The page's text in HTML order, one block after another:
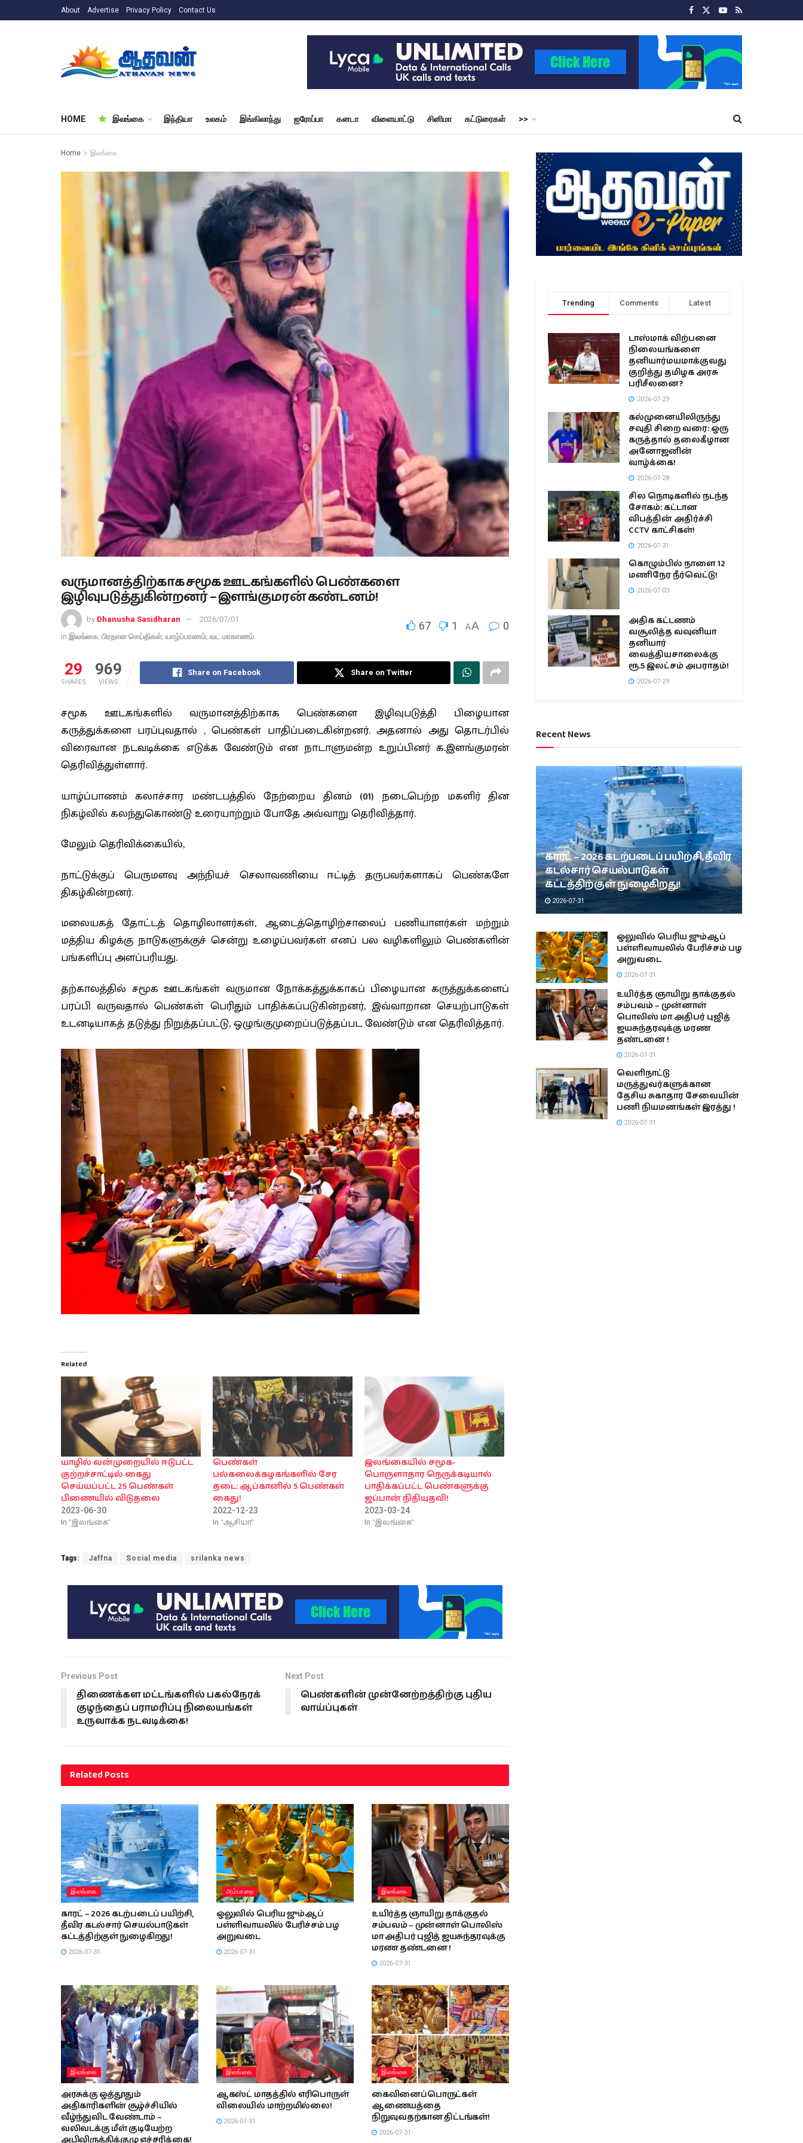
About Advertise Privacy Policy Contact Us
HOME இலங்கை இந்தியா உலகம் இங்கிலாந்து ஐரோப்பா கனடா விளையாட்டு சினிமா கட்டுரைகள் >>
Home இலங்கை
வருமானத்திற்காக சமூக ஊடகங்களில் பெண்களை
இழிவுபடுத்துகின்றனர் – இளங்குமரன் கண்டனம்!
by Dhanusha Sasidharan
2026/07/01
in இலங்கை, பிரதான செய்திகள், யாழ்ப்பாணம், வட மாகாணம்
67 1 AA 0
29
SHARES
969
VIEWS
Share on Facebook Share on Twitter
சமூக ஊடகங்களில் வருமானத்திற்காக பெண்களை இழிவுபடுத்தி பிழையான
கருத்துக்களை பரப்புவதால் , பெண்கள் பாதிப்படைகின்றனர். அதனால் அது தொடர்பில்
விரைவான நடவடிக்கை எடுக்க வேண்டும் என நாடாளுமன்ற உறுப்பினர் க.இளங்குமரன்
தெரிவித்துள்ளார்.
யாழ்ப்பாணம் கலாச்சார மண்டபத்தில் நேற்றைய தினம் (01) நடைபெற்ற மகளிர் தின
நிகழ்வில் கலந்துகொண்டு உரையாற்றும் போதே அவ்வாறு தெரிவித்தார்.
மேலும் தெரிவிக்கையில்,
நாட்டுக்குப் பெருமளவு அந்நியச் செலாவணியை ஈட்டித் தருபவர்களாகப் பெண்களே
திகழ்கின்றனர்.
மலையகத் தோட்டத் தொழிலாளர்கள், ஆடைத்தொழிற்சாலைப் பணியாளர்கள் மற்றும்
மத்திய கிழக்கு நாடுகளுக்குச் சென்று உழைப்பவர்கள் எனப் பல வழிகளிலும் பெண்களின்
பங்களிப்பு அளப்பரியது.
தற்காலத்தில் சமூக ஊடகங்கள் வருமான நோக்கத்துக்காகப் பிழையான கருத்துக்களைப்
பரப்பி வருவதால் பெண்கள் பெரிதும் பாதிக்கப்படுகின்றனர், இவ்வாறான செயற்பாடுகள்
உடனடியாகத் தடுத்து நிறுத்தப்பட்டு, ஒழுங்குமுறைப்படுத்தப்பட வேண்டும் என தெரிவித்தார்.
Related
யாழில் வன்முறையில் ஈடுபட்ட
குற்றச்சாட்டில் கைது
செய்யப்பட்ட 25 பெண்கள்
பிணையில் விடுதலை
2023-06-30
In "இலங்கை"
பெண்கள்
பல்கலைக்கழகங்களில் சேர
தடை: ஆப்கானில் 5 பெண்கள்
கைது!
2022-12-23
In "ஆசியா"
இலங்கையில் சமூக-
பொருளாதார நெருக்கடியால்
பாதிக்கப்பட்ட பெண்களுக்கு
ஜப்பான் நிதியுதவி!
2023-03-24
In "இலங்கை"
Tags: Jaffna Social media srilanka news
Previous Post
திணைக்கள மட்டங்களில் பகல்நேரக்
குழந்தைப் பராமரிப்பு நிலையங்கள்
உருவாக்க நடவடிக்கை!
Next Post
பெண்களின் முன்னேற்றத்திற்கு புதிய
வாய்ப்புகள்
RelatedPosts
இலங்கை
காரட் – 2026 கடற்படைப் பயிற்சி,
தீவிர கடல்சார் செயல்பாடுகள்
கட்டத்திற்குள் நுழைகிறது!
2026-07-31
அம்பாறை
ஒலுவில் பெரிய ஜும்ஆப்
பள்ளிவாயலில் பேரிச்சம் பழ
அறுவடை
2026-07-31
இலங்கை
உயிர்த்த ஞாயிறு தாக்குதல்
சம்பவம் – முன்னாள் பொலிஸ்
மா அதிபர் புஜித் ஜயசுந்தரவுக்கு
மரண தண்டனை !
2026-07-31
இலங்கை
அரசுக்கு ஒத்தூதும்
அதிகாரிகளின் சூழ்ச்சியில்
வீழ்ந்துவிட வேண்டாம் –
வலிவடக்கு மீள் குடியேற்ற
அபிவிருத்திக்குழு எச்சரிக்கை!
இலங்கை
ஆகஸ்ட் மாதத்தில் எரிபொருள்
விலையில் மாற்றமில்லை!
2026-07-31
இலங்கை
கைவினைப்பொருட்கள்
ஆணையத்தை
நிறுவுவதற்கான திட்டங்கள்!
2026-07-31
Trending Comments Latest
டாஸ்மாக் விற்பனை
நிலையங்களை
தனியார்மயமாக்குவது
குறித்து தமிழக அரசு
பரிசீலனை?
2026-07-29
கல்முனையிலிருந்து
சவுதி சிறை வரை: ஒரு
கருத்தால் தலைகீழான
அனோஜனின்
வாழ்க்கை!
2026-07-28
சில நொடிகளில் நடந்த
சோகம்: கட்டான
விபத்தின் அதிர்ச்சி
CCTV காட்சிகள்!
2026-07-31
கொழும்பில் நாளை 12
மணிநேர நீர்வெட்டு!
2026-07-03
அதிக கட்டணம்
வசூலித்த வவுனியா
தனியார்
வைத்தியசாலைக்கு
ரூ.5 இலட்சம் அபராதம்!
2026-07-29
Recent News
காரட் – 2026 கடற்படைப் பயிற்சி, தீவிர
கடல்சார் செயல்பாடுகள்
கட்டத்திற்குள் நுழைகிறது!
2026-07-31
ஒலுவில் பெரிய ஜும்ஆப்
பள்ளிவாயலில் பேரிச்சம் பழ
அறுவடை
2026-07-31
உயிர்த்த ஞாயிறு தாக்குதல்
சம்பவம் – முன்னாள்
பொலிஸ் மா அதிபர் புஜித்
ஜயசுந்தரவுக்கு மரண
தண்டனை !
2026-07-31
வெளிநாட்டு
மருத்துவர்களுக்கான
தேசிய சுகாதார சேவையின்
பணி நியமனங்கள் இரத்து !
2026-07-31